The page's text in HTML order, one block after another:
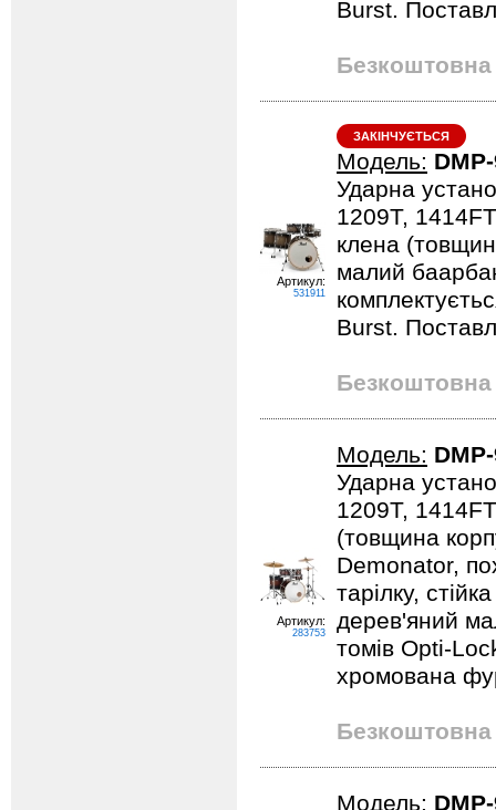
Burst.
Безкоштовна
Артикул:
531911
ЗАКІНЧУЄТЬСЯ
Модель:
Ударна
1209T,
клена
малий
Burst.
Безкоштовна
Артикул:
283753
Модель:
Ударна
1209T,
(товщина
Demonator,
тарілку,
дерев'яний
томів Opti-
хромована
Безкоштовна
Модель: